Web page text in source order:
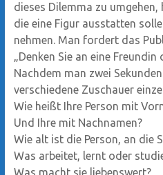
dieses Dilemma zu
die eine Figur ausstatten
nehmen. Man fordert das
„Denken Sie an eine
Nachdem man zwei
verschiedene Zuschauer
Wie heißt Ihre Person mit
Und Ihre mit Nachnamen?
Wie alt ist die Person, an die
Was arbeitet, lernt oder
Was macht sie liebenswert?